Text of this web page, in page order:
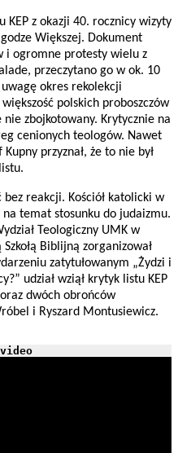
KEP z okazji 40. rocznicy wizyty
Większej. Dokument
i ogromne protesty wielu z
przeczytano go w ok. 10
okres rekolekcji
polskich proboszczów
zbojkotowany. Krytycznie na
cenionych teologów. Nawet
przyznał, że to nie był
reakcji. Kościół katolicki w
temat stosunku do judaizmu.
Teologiczny UMK w
Biblijną zorganizował
zatytułowanym „Żydzi i
udział wziął krytyk listu KEP
dwóch obrońców
i Ryszard Montusiewicz.